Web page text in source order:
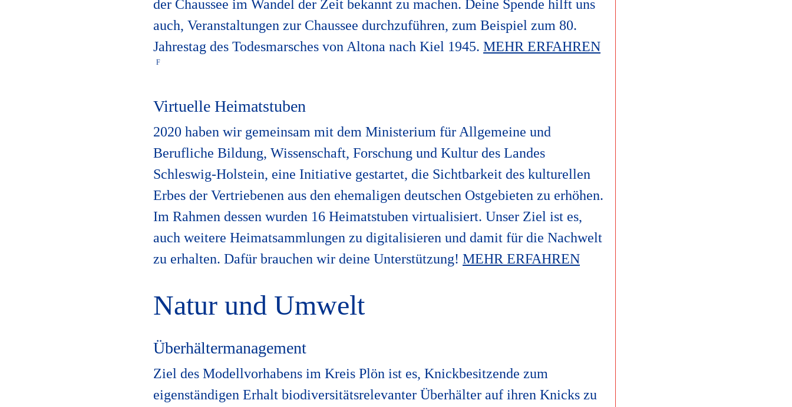
der Chaussee im Wandel der Zeit bekannt zu machen. Deine Spende hilft uns
auch, Veranstaltungen zur Chaussee durchzuführen, zum Beispiel zum 80.
Jahrestag des Todesmarsches von Altona nach Kiel 1945. MEHR ERFAHREN
Virtuelle Heimatstuben
2020 haben wir gemeinsam mit dem Ministerium für Allgemeine und
Berufliche Bildung, Wissenschaft, Forschung und Kultur des Landes
Schleswig-Holstein, eine Initiative gestartet, die Sichtbarkeit des kulturellen
Erbes der Vertriebenen aus den ehemaligen deutschen Ostgebieten zu erhöhen.
Im Rahmen dessen wurden 16 Heimatstuben virtualisiert. Unser Ziel ist es,
auch weitere Heimatsammlungen zu digitalisieren und damit für die Nachwelt
zu erhalten. Dafür brauchen wir deine Unterstützung! MEHR ERFAHREN
Natur und Umwelt
Überhältermanagement
Ziel des Modellvorhabens im Kreis Plön ist es, Knickbesitzende zum
eigenständigen Erhalt biodiversitätsrelevanter Überhälter auf ihren Knicks zu